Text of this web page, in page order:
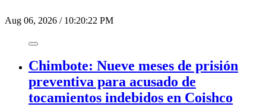
Aug 06, 2026 / 10:20:22 PM
Chimbote: Nueve meses de prisión
preventiva para acusado de
tocamientos indebidos en Coishco